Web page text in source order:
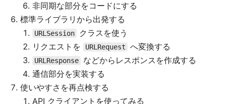
非同期な部分をコードにする
標準ライブラリから出発する
URLSession
クラスを使う
リクエストを
URLRequest へ変換する
URLResponse
などからレスポンスを作成する
通信部分を実装する
使いやすさを再点検する
API クライアントを使ってみる